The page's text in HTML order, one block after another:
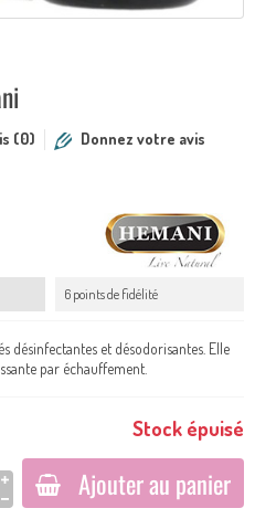
(0) Donnez votre avis
6 points de fidélité
désinfectantes et désodorisantes. Elle
par échauffement.
Stock épuisé
Ajouter au panier